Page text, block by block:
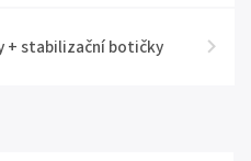
+ stabilizační botičky